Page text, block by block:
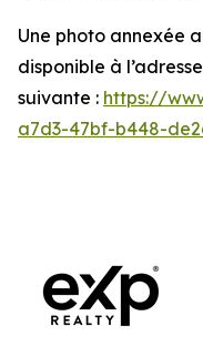
Une photo annexée
disponible à l’adresse
suivante : https://
a7d3-47bf-b448-